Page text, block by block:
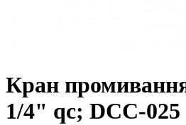
Кран
1/4" qс; DCC-025